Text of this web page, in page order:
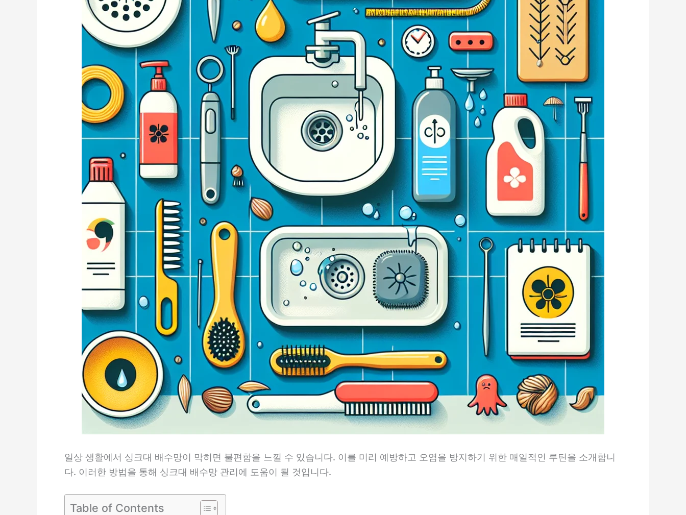
일상 생활에서 싱크대 배수망이 막히면 불편함을 느낄 수 있습니다. 이를 미리 예방하고 오염을 방지하기 위한 매일적인 루틴을 소개합니
다. 이러한 방법을 통해 싱크대 배수망 관리에 도움이 될 것입니다.
Table of Contents